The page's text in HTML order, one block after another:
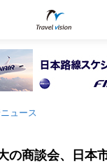
ュース
の商談会、日本